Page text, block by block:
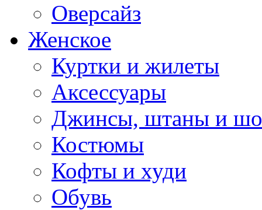
Оверсайз
Женское
Куртки и жилеты
Аксессуары
Джинсы, штаны и
Костюмы
Кофты и худи
Обувь